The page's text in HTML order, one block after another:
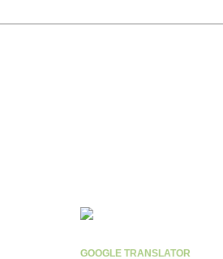
GOOGLE TRANSLATOR